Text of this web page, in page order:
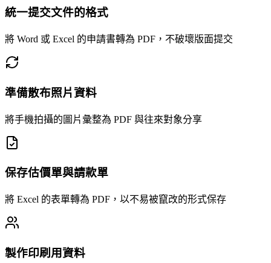
統一提交文件的格式
將 Word 或 Excel 的申請書轉為 PDF，不破壞版面提交
準備散布照片資料
將手機拍攝的圖片彙整為 PDF 與往來對象分享
保存估價單與請款單
將 Excel 的表單轉為 PDF，以不易被竄改的形式保存
製作印刷用資料